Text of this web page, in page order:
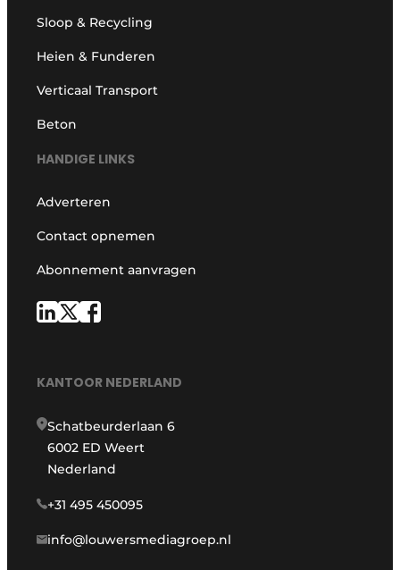
Sloop & Recycling
Heien & Funderen
Verticaal Transport
Beton
HANDIGE LINKS
Adverteren
Contact opnemen
Abonnement aanvragen
KANTOOR NEDERLAND
Schatbeurderlaan 6
6002 ED Weert
Nederland
+31 495 450095
info@louwersmediagroep.nl